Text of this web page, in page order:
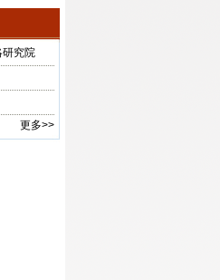
技论坛》
会”的函
》征集面
理学研
究院
更多>>